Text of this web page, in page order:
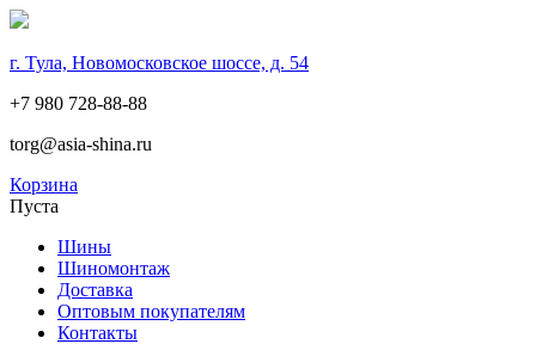
г. Тула, Новомосковское шоссе, д. 54
+7 980 728-88-88
torg@asia-shina.ru
Корзина
Пуста
Шины
Шиномонтаж
Доставка
Оптовым покупателям
Контакты